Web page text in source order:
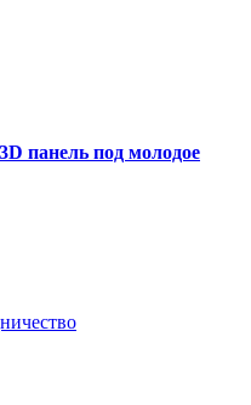
панель под молодое